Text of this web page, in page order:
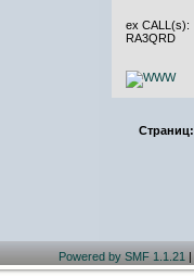
ex CALL(s):
RA3QRD
Страниц:
Powered by SMF 1.1.21 |